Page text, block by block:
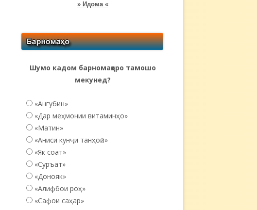
» Идома «
Шумо кадом барномаҳоро тамошо
мекунед?
«Ангубин»
«Дар меҳмонии витаминҳо»
«Матин»
«Аниси кунҷи танҳоӣ...»
«Як соат»
«Суръат»
«Донояк»
«Алифбои роҳ»
«Сафои саҳар»